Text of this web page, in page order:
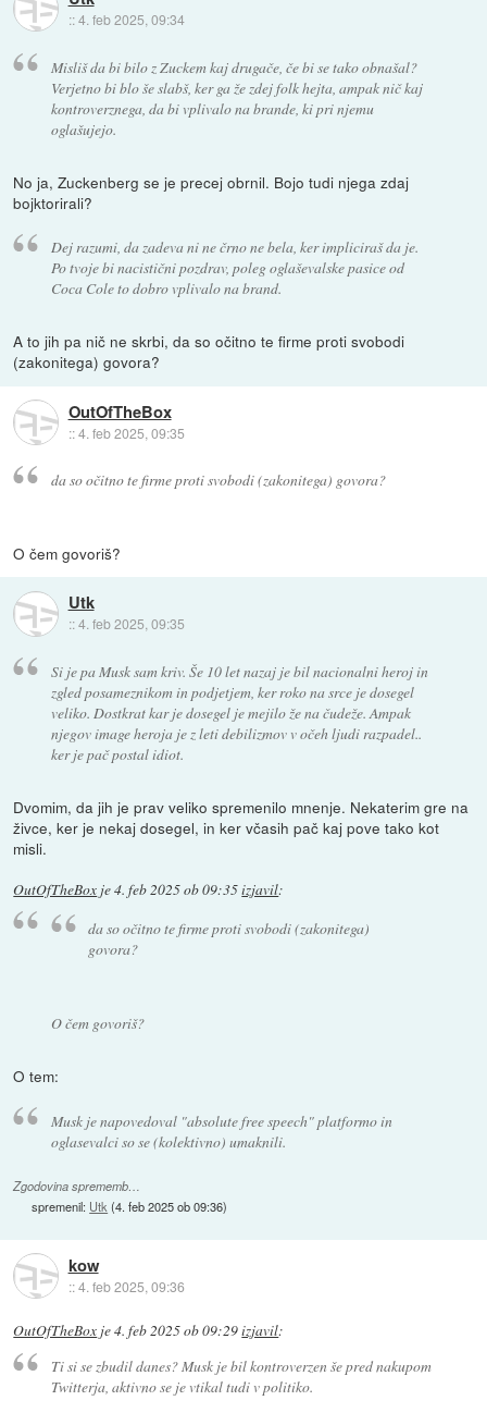
::4. feb 2025, 09:34
Misliš da bi bilo z Zuckem kaj drugače, če bi se tako obnašal?
Verjetno bi blo še slabš, ker ga že zdej folk hejta, ampak nič kaj
kontroverznega, da bi vplivalo na brande, ki pri njemu
oglašujejo.
No ja, Zuckenberg se je precej obrnil. Bojo tudi njega zdaj
bojktorirali?
Dej razumi, da zadeva ni ne črno ne bela, ker impliciraš da je.
Po tvoje bi nacistični pozdrav, poleg oglaševalske pasice od
Coca Cole to dobro vplivalo na brand.
A to jih pa nič ne skrbi, da so očitno te firme proti svobodi
(zakonitega) govora?
OutOfTheBox
::4. feb 2025, 09:35
da so očitno te firme proti svobodi (zakonitega) govora?
O čem govoriš?
Utk
::4. feb 2025, 09:35
Si je pa Musk sam kriv. Še 10 let nazaj je bil nacionalni heroj in
zgled posameznikom in podjetjem, ker roko na srce je dosegel
veliko. Dostkrat kar je dosegel je mejilo že na čudeže. Ampak
njegov image heroja je z leti debilizmov v očeh ljudi razpadel..
ker je pač postal idiot.
Dvomim, da jih je prav veliko spremenilo mnenje. Nekaterim gre na
živce, ker je nekaj dosegel, in ker včasih pač kaj pove tako kot
misli.
OutOfTheBox je4. feb 2025 ob 09:35izjavil:
da so očitno te firme proti svobodi (zakonitega)
govora?
O čem govoriš?
O tem:
Musk je napovedoval "absolute free speech" platformo in
oglasevalci so se (kolektivno) umaknili.
Zgodovina sprememb…
spremenil: Utk (4. feb 2025 ob 09:36)
kow
::4. feb 2025, 09:36
OutOfTheBox je4. feb 2025 ob 09:29izjavil:
Ti si se zbudil danes? Musk je bil kontroverzen še pred nakupom
Twitterja, aktivno se je vtikal tudi v politiko.